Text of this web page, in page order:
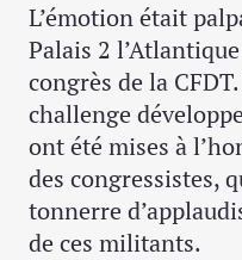
L’émotion était
Palais 2
congrès de la
challenge
ont été mises à
des congressistes,
tonnerre
de ces militants.